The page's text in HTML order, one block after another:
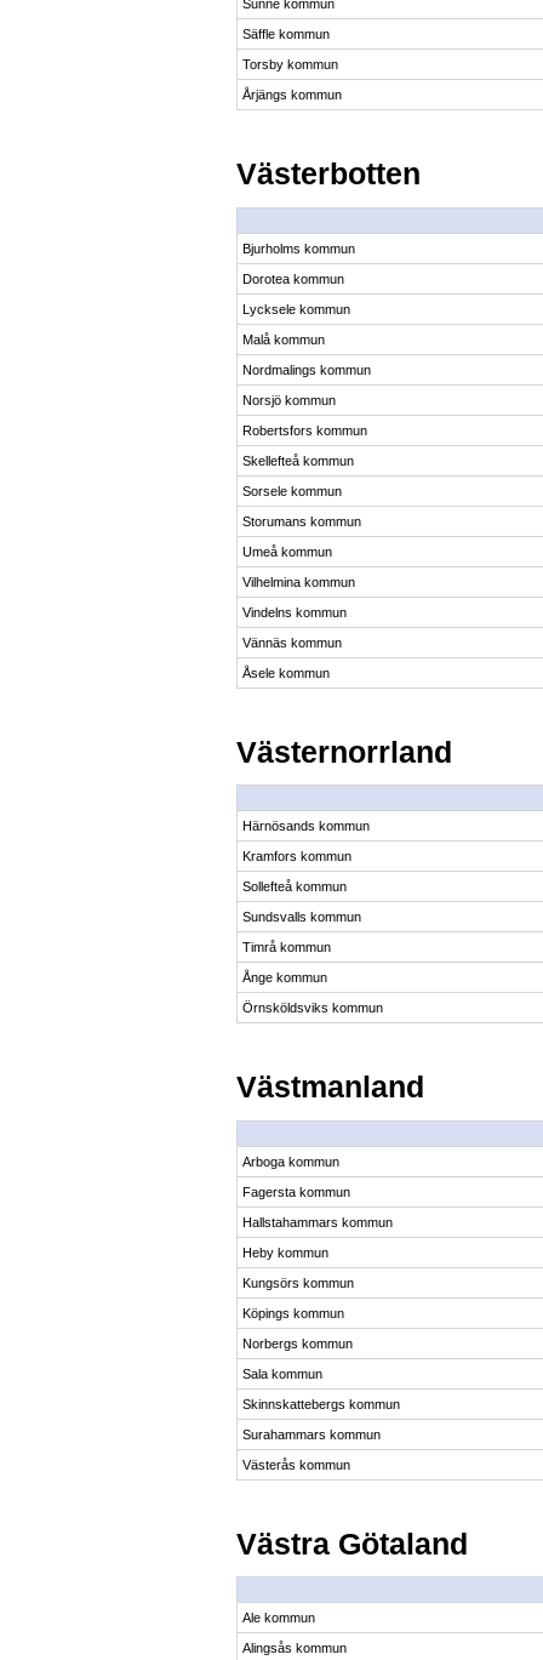
Sunne kommun
Säffle kommun
Torsby kommun
Årjängs kommun
Västerbotten
Bjurholms kommun
Dorotea kommun
Lycksele kommun
Malå kommun
Nordmalings kommun
Norsjö kommun
Robertsfors kommun
Skellefteå kommun
Sorsele kommun
Storumans kommun
Umeå kommun
Vilhelmina kommun
Vindelns kommun
Vännäs kommun
Åsele kommun
Västernorrland
Härnösands kommun
Kramfors kommun
Sollefteå kommun
Sundsvalls kommun
Timrå kommun
Ånge kommun
Örnsköldsviks kommun
Västmanland
Arboga kommun
Fagersta kommun
Hallstahammars kommun
Heby kommun
Kungsörs kommun
Köpings kommun
Norbergs kommun
Sala kommun
Skinnskattebergs kommun
Surahammars kommun
Västerås kommun
Västra Götaland
Ale kommun
Alingsås kommun